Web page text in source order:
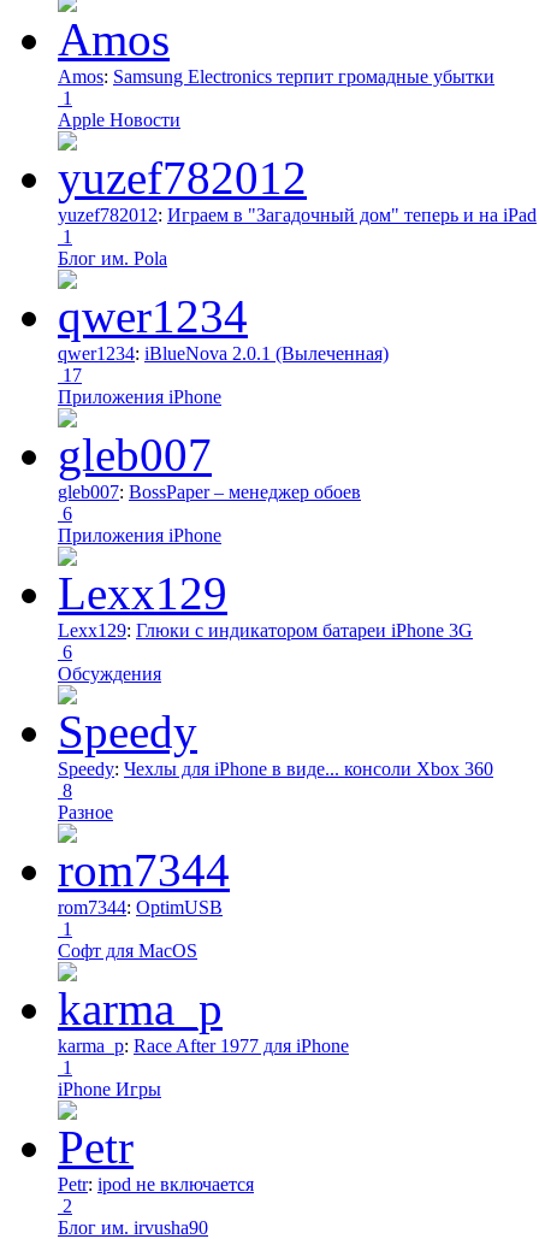
Amos: Samsung Electronics терпит громадные убытки
1
Apple Новости
yuzef782012: Играем в "Загадочный дом" теперь и на iPad
1
Блог им. Pola
qwer1234: iBlueNova 2.0.1 (Вылеченная)
17
Приложения iPhone
gleb007: BossPaper – менеджер обоев
6
Приложения iPhone
Lexx129: Глюки с индикатором батареи iPhone 3G
6
Обсуждения
Speedy: Чехлы для iPhone в виде... консоли Xbox 360
8
Разное
rom7344: OptimUSB
1
Софт для MacOS
karma_p: Race After 1977 для iPhone
1
iPhone Игры
Petr: ipod не включается
2
Блог им. irvusha90